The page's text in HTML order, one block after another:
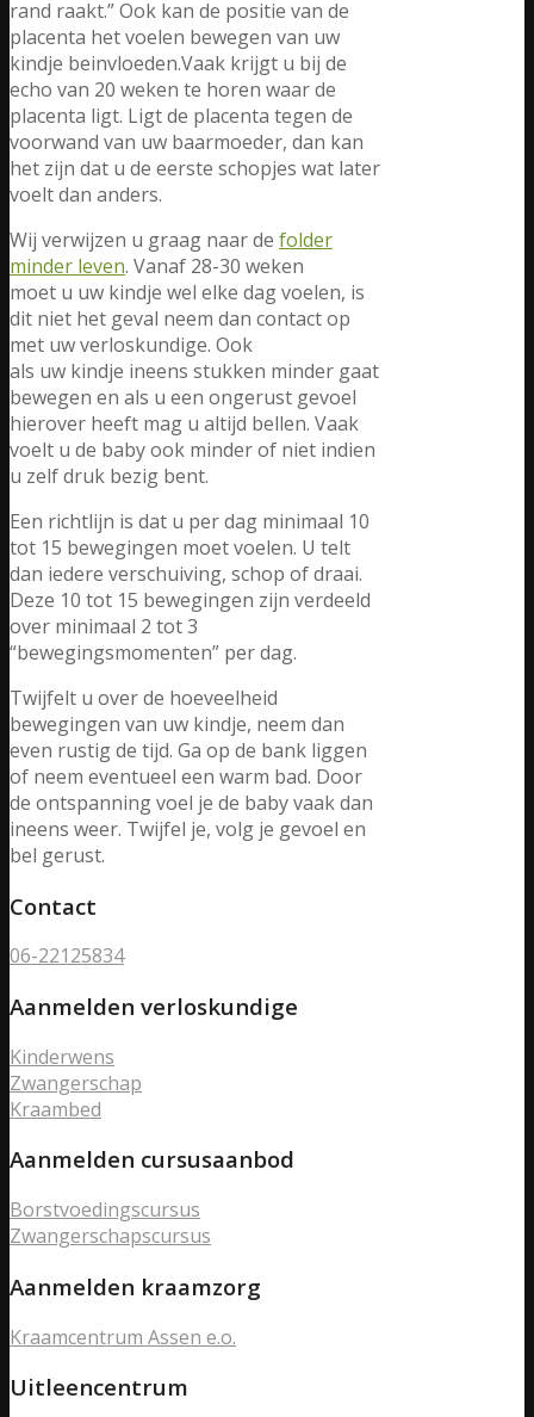
rand raakt.” Ook kan de positie van de
placenta het voelen bewegen van uw
kindje beinvloeden.Vaak krijgt u bij de
echo van 20 weken te horen waar de
placenta ligt. Ligt de placenta tegen de
voorwand van uw baarmoeder, dan kan
het zijn dat u de eerste schopjes wat later
voelt dan anders.
Wij verwijzen u graag naar de folder
minder leven. Vanaf 28-30 weken
moet u uw kindje wel elke dag voelen, is
dit niet het geval neem dan contact op
met uw verloskundige. Ook
als uw kindje ineens stukken minder gaat
bewegen en als u een ongerust gevoel
hierover heeft mag u altijd bellen. Vaak
voelt u de baby ook minder of niet indien
u zelf druk bezig bent.
Een richtlijn is dat u per dag minimaal 10
tot 15 bewegingen moet voelen. U telt
dan iedere verschuiving, schop of draai.
Deze 10 tot 15 bewegingen zijn verdeeld
over minimaal 2 tot 3
“bewegingsmomenten” per dag.
Twijfelt u over de hoeveelheid
bewegingen van uw kindje, neem dan
even rustig de tijd. Ga op de bank liggen
of neem eventueel een warm bad. Door
de ontspanning voel je de baby vaak dan
ineens weer. Twijfel je, volg je gevoel en
bel gerust.
Contact
06-22125834
Aanmelden verloskundige
Kinderwens
Zwangerschap
Kraambed
Aanmelden cursusaanbod
Borstvoedingscursus
Zwangerschapscursus
Aanmelden kraamzorg
Kraamcentrum Assen e.o.
Uitleencentrum